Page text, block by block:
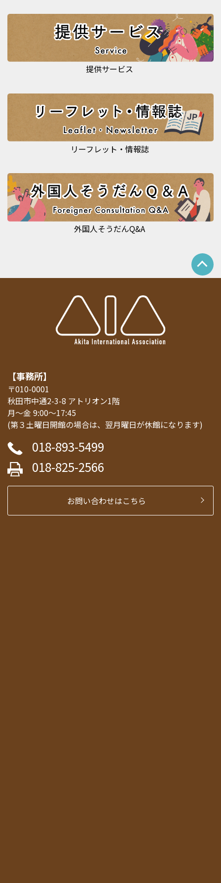
提供サービス
リーフレット・情報誌
外国人そうだんQ&A
【事務所】
〒010-0001
秋田市中通2-3-8 アトリオン1階
月～金 9:00～17:45
(第３土曜日開館の場合は、翌月曜日が休館になります)
018-893-5499
018-825-2566
お問い合わせはこちら